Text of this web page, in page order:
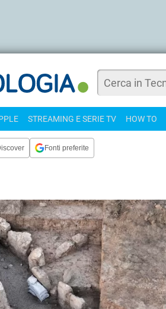
STREAMING E SERIE TV HOW TO
Fonti preferite